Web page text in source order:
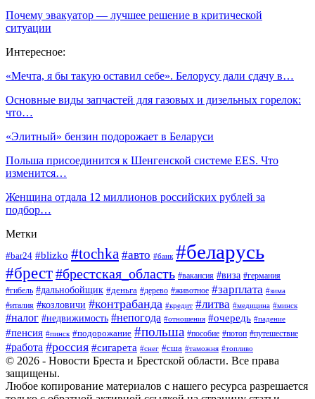
Почему эвакуатор — лучшее решение в критической
ситуации
Интересное:
«Мечта, я бы такую оставил себе». Белорусу дали сдачу в…
Основные виды запчастей для газовых и дизельных горелок:
что…
«Элитный» бензин подорожает в Беларуси
Польша присоединится к Шенгенской системе EES. Что
изменится…
Женщина отдала 12 миллионов российских рублей за
подбор…
Метки
#bar24 #blizko #tochka #авто #банк #беларусь
#брест#брестская_область #вакансия #виза #германия
#гибель #дальнобойщик #деньга #дерево #животное #зарплата #зима
#италия #козловичи #контрабанда #кредит #литва #медицина #минск
#налог #недвижимость #непогода #отношения #очередь #падение
#пенсия #пинск #подорожание #польша #пособие #потоп #путешествие
#работа #россия #сигарета #снег #сша #таможня #топливо
© 2026 - Новости Бреста и Брестской области. Все права
защищены.
Любое копирование материалов с нашего ресурса разрешается